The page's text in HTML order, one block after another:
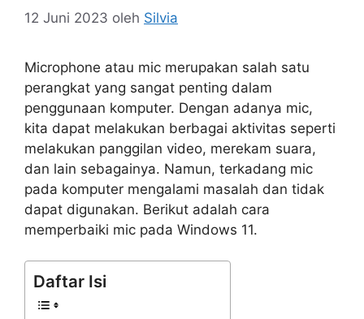
12 Juni 2023 oleh Silvia
Microphone atau mic merupakan salah satu
perangkat yang sangat penting dalam
penggunaan komputer. Dengan adanya mic,
kita dapat melakukan berbagai aktivitas seperti
melakukan panggilan video, merekam suara,
dan lain sebagainya. Namun, terkadang mic
pada komputer mengalami masalah dan tidak
dapat digunakan. Berikut adalah cara
memperbaiki mic pada Windows 11.
Daftar Isi